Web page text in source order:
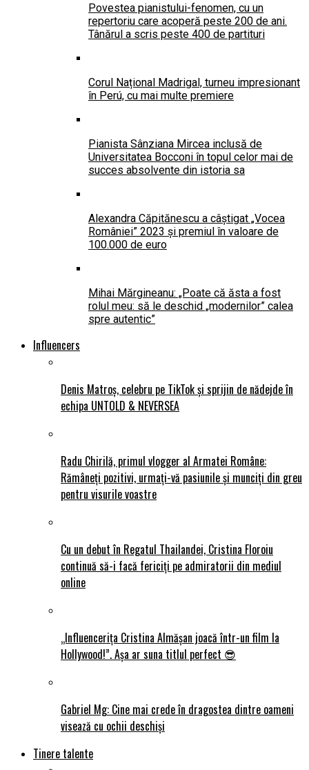
Povestea pianistului-fenomen, cu un
repertoriu care acoperă peste 200 de ani.
Tânărul a scris peste 400 de partituri
Corul Național Madrigal, turneu impresionant
în Perú, cu mai multe premiere
Pianista Sânziana Mircea inclusă de
Universitatea Bocconi în topul celor mai de
succes absolvente din istoria sa
Alexandra Căpitănescu a câștigat „Vocea
României” 2023 și premiul în valoare de
100.000 de euro
Mihai Mărgineanu: „Poate că ăsta a fost
rolul meu: să le deschid „modernilor” calea
spre autentic”
Influencers
Denis Matroș, celebru pe TikTok și sprijin de nădejde în
echipa UNTOLD & NEVERSEA
Radu Chirilă, primul vlogger al Armatei Române:
Rămâneți pozitivi, urmați-vă pasiunile și munciți din greu
pentru visurile voastre
Cu un debut în Regatul Thailandei, Cristina Floroiu
continuă să-i facă fericiți pe admiratorii din mediul
online
„Influencerița Cristina Almășan joacă într-un film la
Hollywood!”. Așa ar suna titlul perfect 😎
Gabriel Mg: Cine mai crede în dragostea dintre oameni
visează cu ochii deschiși
Tinere talente